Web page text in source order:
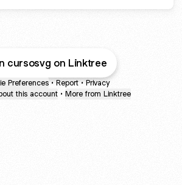
cursosvg on Linktree
Preferences • Report • Privacy
this account • More from Linktree